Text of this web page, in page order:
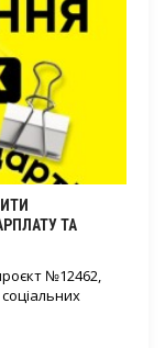
ТА
№12462,